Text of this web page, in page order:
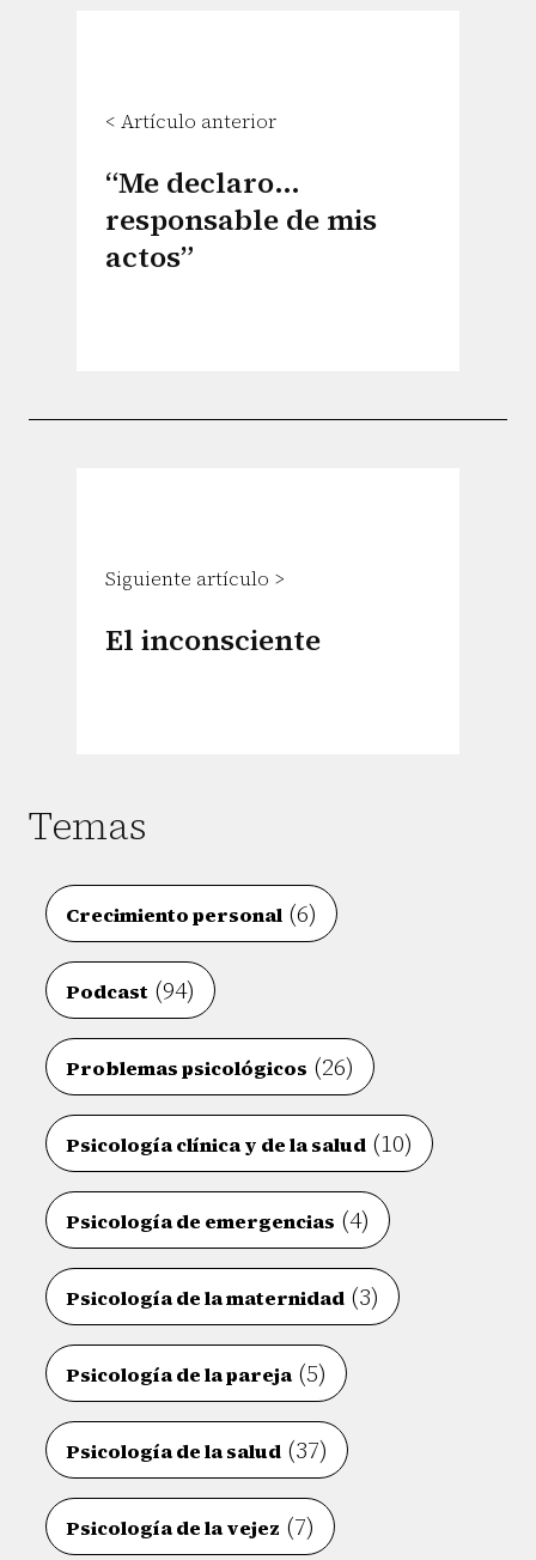
< Artículo anterior
“Me declaro…
responsable de mis
actos”
Siguiente artículo >
El inconsciente
Temas
Crecimiento personal (6)
Podcast (94)
Problemas psicológicos (26)
Psicología clínica y de la salud (10)
Psicología de emergencias (4)
Psicología de la maternidad (3)
Psicología de la pareja(5)
Psicología de la salud (37)
Psicología de la vejez (7)